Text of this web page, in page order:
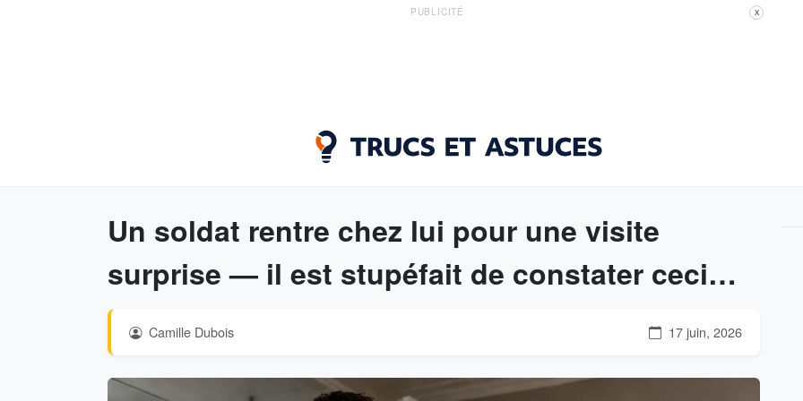
PUBLICITÉ X
Un soldat rentre chez lui pour une visite
surprise — il est stupéfait de constater ceci…
Camille Dubois 17 juin, 2026